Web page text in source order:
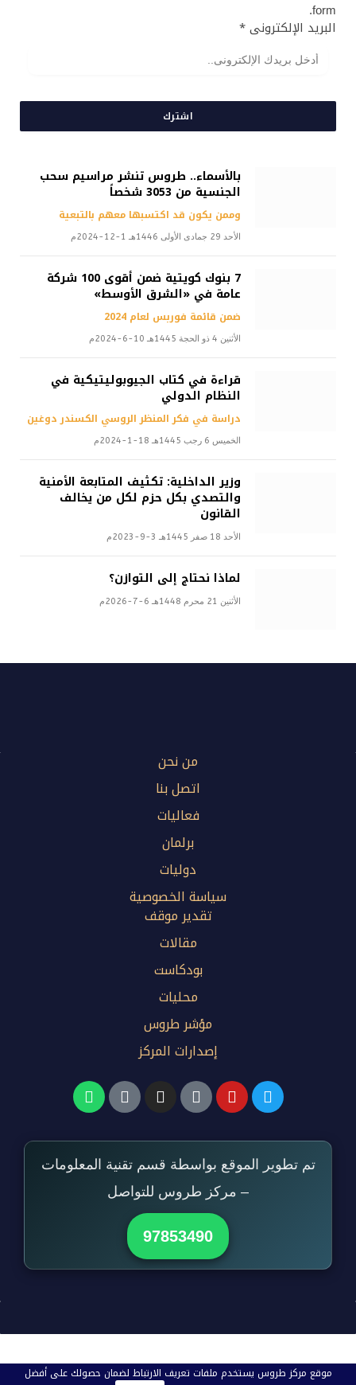
form.
البريد الإلكترونى*
اشترك
بالأسماء.. طروس تنشر مراسيم سحب
الجنسية من 3053 شخصاً
وممن يكون قد اكتسبها معهم بالتبعية
الأحد 29 جمادى الأولى 1446هـ 1-12-2024م
7 بنوك كويتية ضمن أقوى 100 شركة
عامة في «الشرق الأوسط»
ضمن قائمة فوربس لعام 2024
الأثنين 4 ذو الحجة 1445هـ 10-6-2024م
قراءة في كتاب الجيوبوليتيكية في
النظام الدولي
دراسة في فكر المنظر الروسي الكسندر دوغين
الخميس 6 رجب 1445هـ 18-1-2024م
وزير الداخلية: تكثيف المتابعة الأمنية
والتصدي بكل حزم لكل من يخالف
القانون
الأحد 18 صفر 1445هـ 3-9-2023م
لماذا نحتاج إلى التوازن؟
الأثنين 21 محرم 1448هـ 6-7-2026م
من نحن
اتصل بنا
فعاليات
برلمان
دوليات
سياسة الخصوصية
تقدير موقف
مقالات
بودكاست
محليات
مؤشر طروس
إصدارات المركز
تم تطوير الموقع بواسطة قسم تقنية المعلومات
– مركز طروس للتواصل
97853490
موقع مركز طروس يستخدم ملفات تعريف الارتباط لضمان حصولك على أفضل